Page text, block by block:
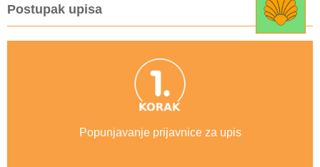
Postupak upisa
Popunjavanje prijavnice za upis